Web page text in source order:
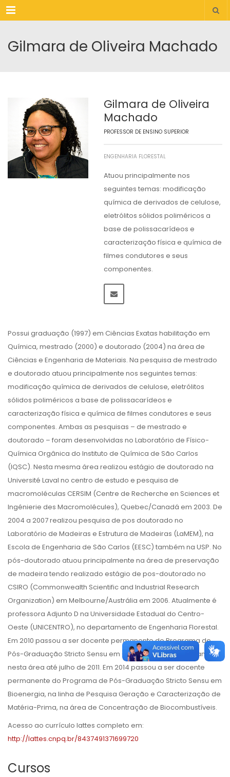
Menu
Gilmara de Oliveira Machado
Gilmara de Oliveira
Machado
PROFESSOR DE ENSINO SUPERIOR
ENGENHARIA FLORESTAL
Atuou principalmente nos
seguintes temas: modificação
química de derivados de celulose,
eletrólitos sólidos poliméricos a
base de polissacarídeos e
caracterização física e química de
filmes condutores e seus
componentes.
Possui graduação (1997) em Ciências Exatas habilitação em
Química, mestrado (2000) e doutorado (2004) na área de
Ciências e Engenharia de Materiais. Na pesquisa de mestrado
e doutorado atuou principalmente nos seguintes temas:
modificação química de derivados de celulose, eletrólitos
sólidos poliméricos a base de polissacarídeos e
caracterização física e química de filmes condutores e seus
componentes. Ambas as pesquisas – de mestrado e
doutorado – foram desenvolvidas no Laboratório de Físico-
Química Orgânica do Instituto de Química de São Carlos
(IQSC). Nesta mesma área realizou estágio de doutorado na
Université Laval no centro de estudo e pesquisa de
macromoléculas CERSIM (Centre de Recherche en Sciences et
Ingénierie des Macromolécules), Quebec/Canadá em 2003. De
2004 a 2007 realizou pesquisa de pos doutorado no
Laboratório de Madeiras e Estrutura de Madeiras (LaMEM), na
Escola de Engenharia de São Carlos (EESC) também na USP. No
pós-doutorado atuou principalmente na área de preservação
de madeira tendo realizado estágio de pos-doutorado no
CSIRO (Commonwealth Scientific and Industrial Research
Organization) em Melbourne/Austrália em 2006. Atualmente é
professora Adjunto D na Universidade Estadual do Centro-
Oeste (UNICENTRO), no departamento de Engenharia Florestal.
Em 2010 passou a ser docente permanente do Programa de
Pós-Graduação Stricto Sensu em Ciências Florestais atuando
nesta área até julho de 2011. Em 2014 passou a ser docente
permanente do Programa de Pós-Graduação Stricto Sensu em
Bioenergia, na linha de Pesquisa Geração e Caracterização de
Matéria-Prima, na área de Concentração de Biocombustíveis.
Acesso ao currículo lattes completo em:
http://lattes.cnpq.br/8437491371699720
Cursos